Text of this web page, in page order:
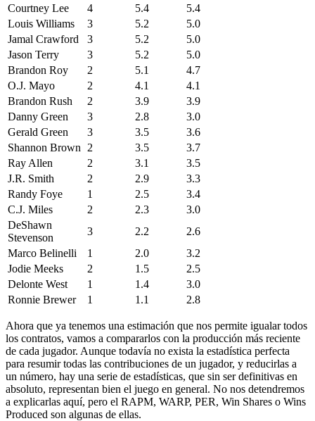
Courtney Lee
4 5.4
5.4
Louis Williams
3 5.2
5.0
Jamal Crawford
3 5.2
5.0
Jason Terry
3 5.2
5.0
Brandon Roy
2 5.1
4.7
O.J. Mayo
2 4.1
4.1
Brandon Rush
2 3.9
3.9
Danny Green
3 2.8
3.0
Gerald Green
3 3.5
3.6
Shannon Brown
2 3.5
3.7
Ray Allen
2 3.1
3.5
J.R. Smith
2 2.9
3.3
Randy Foye
1 2.5
3.4
C.J. Miles
2 2.3
3.0
DeShawn
Stevenson
3 2.2
2.6
Marco Belinelli
1 2.0
3.2
Jodie Meeks
2 1.5
2.5
Delonte West
1 1.4
3.0
Ronnie Brewer
1 1.1 2.8
Ahora que ya tenemos una estimación que nos permite igualar todos
los contratos, vamos a compararlos con la producción más reciente
de cada jugador. Aunque todavía no exista la estadística perfecta
para resumir todas las contribuciones de un jugador, y reducirlas a
un número, hay una serie de estadísticas, que sin ser definitivas en
absoluto, representan bien el juego en general. No nos detendremos
a explicarlas aquí, pero el RAPM, WARP, PER, Win Shares o Wins
Produced son algunas de ellas.